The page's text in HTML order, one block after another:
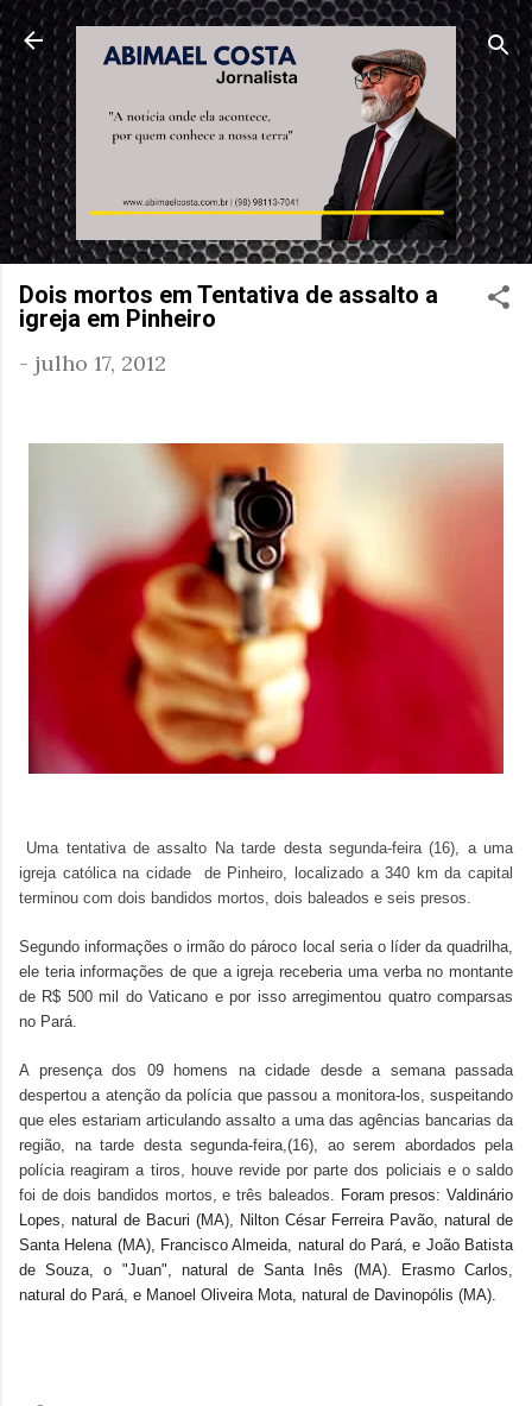
Pular para o conteúdo principal
Dois mortos em Tentativa de assalto a
igreja em Pinheiro
- julho 17, 2012
Uma tentativa de assalto Na tarde desta segunda-feira (16), a uma
igreja católica na cidade de Pinheiro, localizado a 340 km da capital
terminou com dois bandidos mortos, dois baleados e seis presos.
Segundo informações o irmão do pároco local seria o líderda quadrilha,
ele teria informações de que a igreja receberia uma verba no montante
de R$ 500 mil do Vaticano e por isso arregimentou quatro comparsas
no Pará.
A presença dos 09 homens na cidade desde a semana passada
despertou a atenção da polícia que passou a monitora-los, suspeitando
que eles estariam articulando assalto a uma das agências bancarias da
região, na tarde desta segunda-feira,(16), ao serem abordados pela
polícia reagiram a tiros, houve revide por parte dos policiais e o saldo
foi de dois bandidos mortos, e três baleados. Foram presos: Valdinário
Lopes, natural de Bacuri (MA), Nilton César Ferreira Pavão, natural de
Santa Helena (MA), Francisco Almeida, natural do Pará, e João Batista
de Souza, o "Juan", natural de Santa Inês (MA). Erasmo Carlos,
natural do Pará, e Manoel Oliveira Mota, natural de Davinopólis (MA).